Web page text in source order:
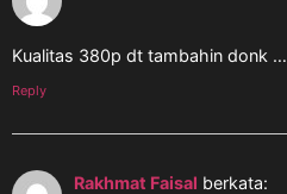
Kualitas 380p dt tambahin donk …
Reply
Rakhmat Faisal berkata: